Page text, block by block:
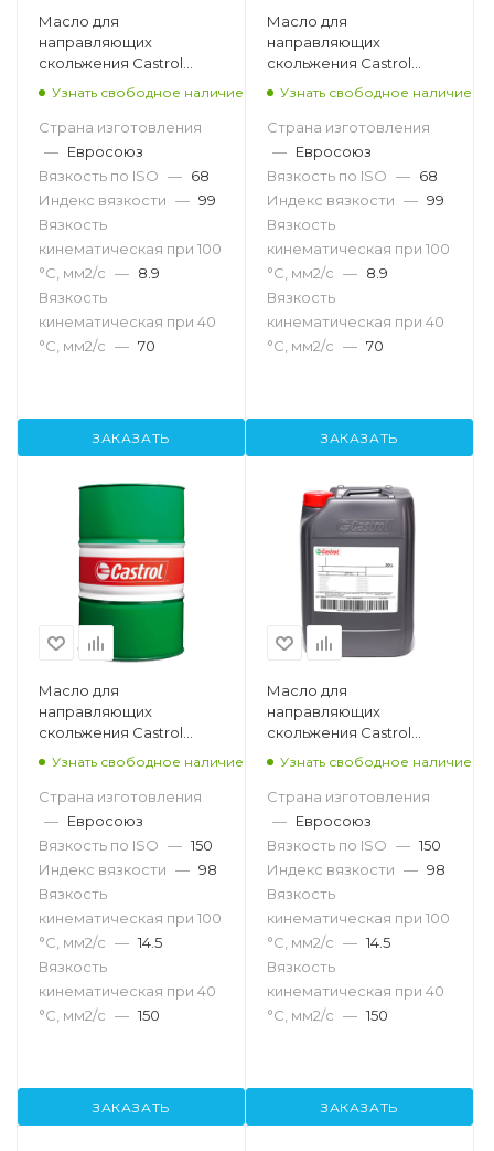
Масло для
направляющих
скольжения Castrol
Magna SW B 68, 208л
Узнать свободное наличие
Страна изготовления
— Евросоюз
Вязкость по ISO — 68
Индекс вязкости — 99
Вязкость
кинематическая при 100
°С, мм2/с — 8.9
Вязкость
кинематическая при 40
°С, мм2/с — 70
ЗАКАЗАТЬ
Масло для
направляющих
скольжения Castrol
Magna SW B 68, 20л
Узнать свободное наличие
Страна изготовления
— Евросоюз
Вязкость по ISO — 68
Индекс вязкости — 99
Вязкость
кинематическая при 100
°С, мм2/с — 8.9
Вязкость
кинематическая при 40
°С, мм2/с — 70
ЗАКАЗАТЬ
Масло для
направляющих
скольжения Castrol
Magna SW D 150, 208л
Узнать свободное наличие
Страна изготовления
— Евросоюз
Вязкость по ISO — 150
Индекс вязкости — 98
Вязкость
кинематическая при 100
°С, мм2/с — 14.5
Вязкость
кинематическая при 40
°С, мм2/с — 150
ЗАКАЗАТЬ
Масло для
направляющих
скольжения Castrol
Magna SW D 150, 20л
Узнать свободное наличие
Страна изготовления
— Евросоюз
Вязкость по ISO — 150
Индекс вязкости — 98
Вязкость
кинематическая при 100
°С, мм2/с — 14.5
Вязкость
кинематическая при 40
°С, мм2/с — 150
ЗАКАЗАТЬ